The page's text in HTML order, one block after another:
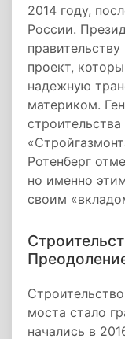
2014 году,
России.
проект,
надежную
материком.
Ротенберг
но именно
своим
моста стало
начались в